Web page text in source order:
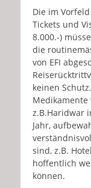
Die im
Tickets und
8.000.-)
die
von EFI
keinen
z.B.Haridwar
Jahr,
sind, z.B.
hoffentlich
können.